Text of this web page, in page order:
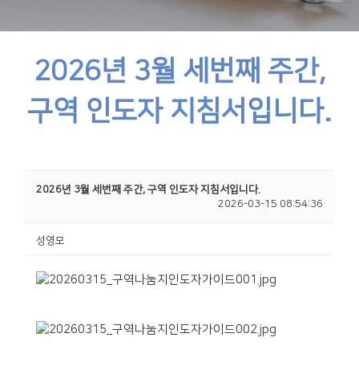
2026년 3월 세번째 주간,
구역 인도자 지침서입니다.
2026년 3월 세번째 주간, 구역 인도자 지침서입니다.
2026-03-15 08:54:36
성영모